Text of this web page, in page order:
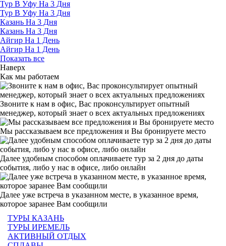
Тур В Уфу На 3 Дня
Тур В Уфу На 3 Дня
Казань На 3 Дня
Казань На 3 Дня
Айгир На 1 День
Айгир На 1 День
Показать все
Наверх
Как мы работаем
Звоните к нам в офис, Вас проконсультирует опытный
менеджер, который знает о всех актуальных предложениях
Мы рассказываем все предложения и Вы бронируете место
Далее удобным способом оплачиваете тур за 2 дня до даты
события, либо у нас в офисе, либо онлайн
Далее уже встреча в указанном месте, в указанное время,
которое заранее Вам сообщили
ТУРЫ КАЗАНЬ
ТУРЫ ИРЕМЕЛЬ
АКТИВНЫЙ ОТДЫХ